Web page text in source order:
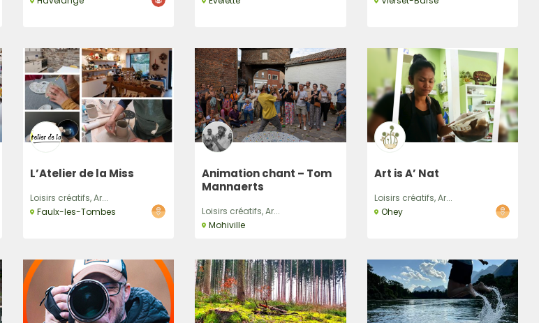
Rechercher
L’Atelier de la Miss
Loisirs créatifs, Ar...
Faulx-les-Tombes
Animation chant – Tom
Mannaerts
Loisirs créatifs, Ar...
Mohiville
Art is A’ Nat
Loisirs créatifs, Ar...
Ohey